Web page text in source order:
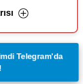
Telegram'da